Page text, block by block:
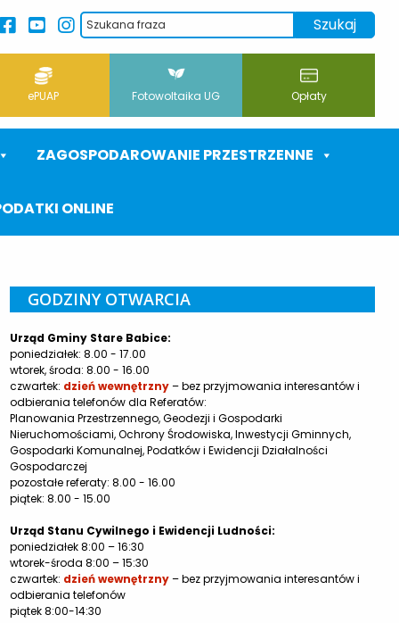
ePUAP Fotowoltaika UG Opłaty
ZAGOSPODAROWANIE PRZESTRZENNE
ONLINE
GODZINY OTWARCIA
Urząd Gminy Stare Babice:
poniedziałek: 8.00 - 17.00
wtorek, środa: 8.00 - 16.00
czwartek: dzień wewnętrzny– bez przyjmowania interesantów i
odbierania telefonów dla Referatów:
Planowania Przestrzennego, Geodezji i Gospodarki
Nieruchomościami, Ochrony Środowiska, Inwestycji Gminnych,
Gospodarki Komunalnej, Podatków i Ewidencji Działalności
Gospodarczej
pozostałe referaty: 8.00 - 16.00
piątek: 8.00 - 15.00
Urząd Stanu Cywilnego i Ewidencji Ludności:
poniedziałek 8:00 – 16:30
wtorek-środa 8:00 – 15:30
czwartek: dzień wewnętrzny– bez przyjmowania interesantów i
odbierania telefonów
piątek 8:00-14:30